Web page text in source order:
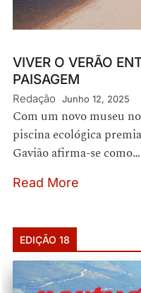
VIVER O VERÃO
PAISAGEM
Redação Junho 12, 2025
Com um novo museu
piscina ecológica
Gavião afirma-se como…
Read More
EDIÇÃO 18